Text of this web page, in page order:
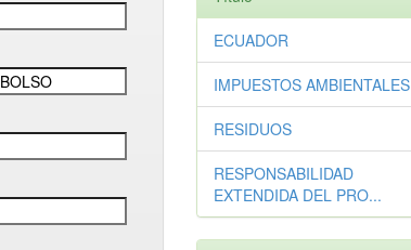
ECUADOR
IMPUESTOS AMBIENTALES
RESIDUOS
RESPONSABILIDAD
EXTENDIDA DEL PRO...